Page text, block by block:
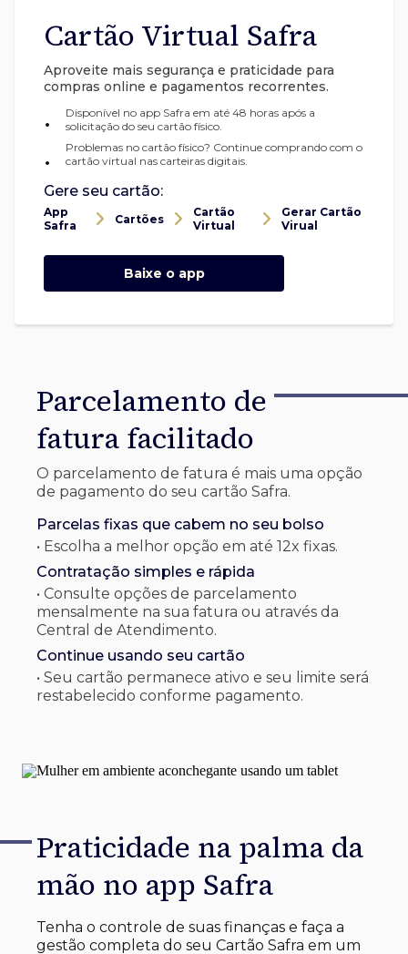
Cartão Virtual Safra
Aproveite mais segurança e praticidade para
compras online e pagamentos recorrentes.
•
Disponível no app Safra em até 48 horas após a
solicitação do seu cartão físico.
•
Problemas no cartão físico? Continue comprando com o
cartão virtual nas carteiras digitais.
Gere seu cartão:
App
Safra
Cartões
Cartão
Virtual
Gerar Cartão
Virual
Baixe o app
Parcelamento de
fatura facilitado
O parcelamento de fatura é mais uma opção
de pagamento do seu cartão Safra.
Parcelas fixas que cabem no seu bolso
• Escolha a melhor opção em até 12x fixas.
Contratação simples e rápida
• Consulte opções de parcelamento
mensalmente na sua fatura ou através da
Central de Atendimento.
Continue usando seu cartão
• Seu cartão permanece ativo e seu limite será
restabelecido conforme pagamento.
Praticidade na palma da
mão no app Safra
Tenha o controle de suas finanças e faça a
gestão completa do seu Cartão Safra em um